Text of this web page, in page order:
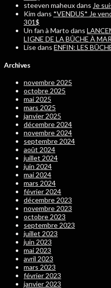
steeven maheuxdans Je
Kim dans *VENDUS* Je
301$
Un fan à Marto dans
LIGNE DE LA BÛCHE À
Lisedans ENFIN: LES
Archives
novembre 2025
octobre 2025
mai 2025
mars 2025
janvier 2025
décembre 2024
novembre 2024
septembre 2024
août 2024
juillet 2024
juin 2024
mai 2024
mars 2024
février 2024
décembre 2023
novembre 2023
octobre 2023
septembre 2023
juillet 2023
juin 2023
mai 2023
avril 2023
mars 2023
février 2023
janvier 2023